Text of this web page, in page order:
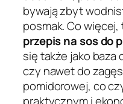
bywają zbyt
posmak. Co więcej,
przepis na sos do
się także jako
czy nawet do
pomidorowej, co
praktycznym i